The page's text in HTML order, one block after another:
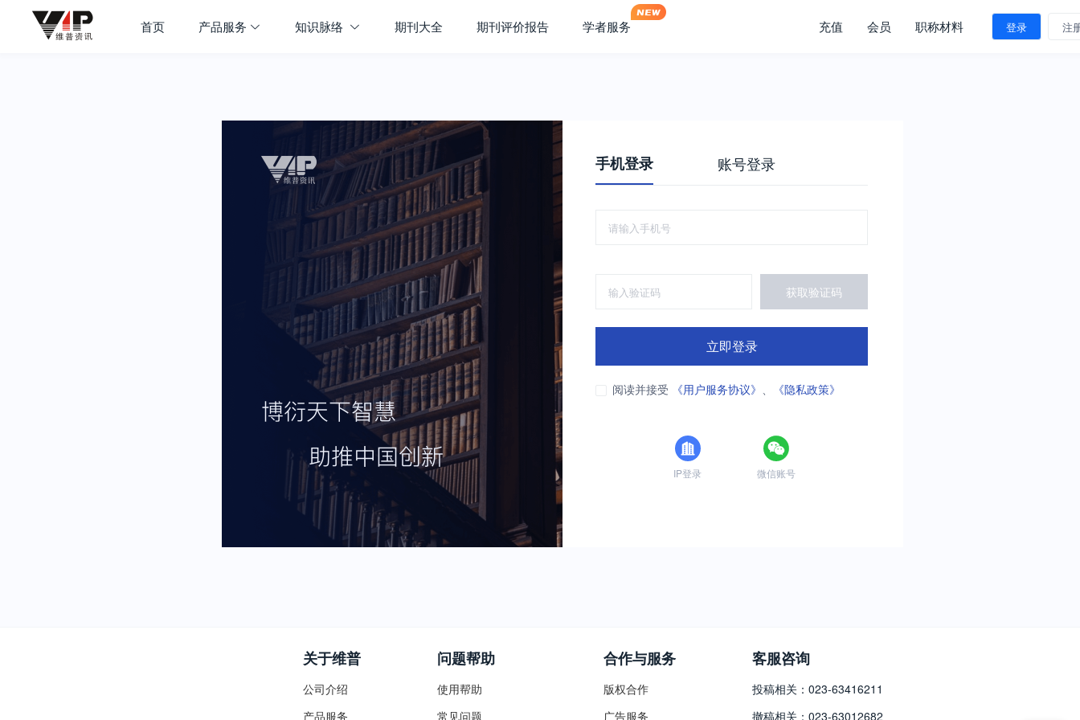
首页 产品服务 知识脉络 期刊大全 期刊评价报告 学者服务 充值 会员 职称材料 登录 注
手机登录 账号登录
获取验证码
立即登录
阅读并接受 《用户服务协议》 、 《隐私政策》
IP登录 微信账号
关于维普
公司介绍
产品服务
问题帮助
使用帮助
常见问题
合作与服务
版权合作
广告服务
客服咨询
投稿相关：023-63416211
撤稿相关：023-63012682